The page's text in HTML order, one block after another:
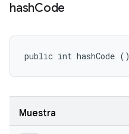
hashCode
public int hashCode ()
Muestra